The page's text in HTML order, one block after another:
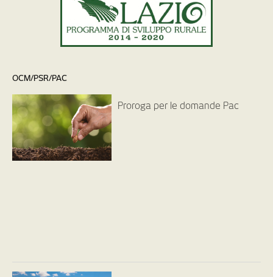
OCM/PSR/PAC
Proroga per le domande Pac